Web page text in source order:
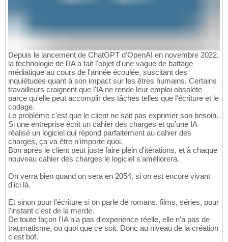
Depuis le lancement de ChatGPT d'OpenAI en novembre 2022,
la technologie de l'IA a fait l'objet d'une vague de battage
médiatique au cours de l'année écoulée, suscitant des
inquiétudes quant à son impact sur les êtres humains. Certains
travailleurs craignent que l'IA ne rende leur emploi obsolète
parce qu'elle peut accomplir des tâches telles que l'écriture et le
codage.
Le problème c'est que le client ne sait pas exprimer son besoin.
Si une entreprise écrit un cahier des charges et qu'une IA
réalisé un logiciel qui répond parfaitement au cahier des
charges, ça va être n'importe quoi.
Bon après le client peut juste faire plein d'itérations, et à chaque
nouveau cahier des charges le logiciel s'améliorera.
On verra bien quand on sera en 2054, si on est encore vivant
d'ici là.
Et sinon pour l'écriture si on parle de romans, films, séries, pour
l'instant c'est de la merde.
De toute façon l'IA n'a pas d'experience réelle, elle n'a pas de
traumatisme, ou quoi que ce soit. Donc au niveau de la création
c'est bof.